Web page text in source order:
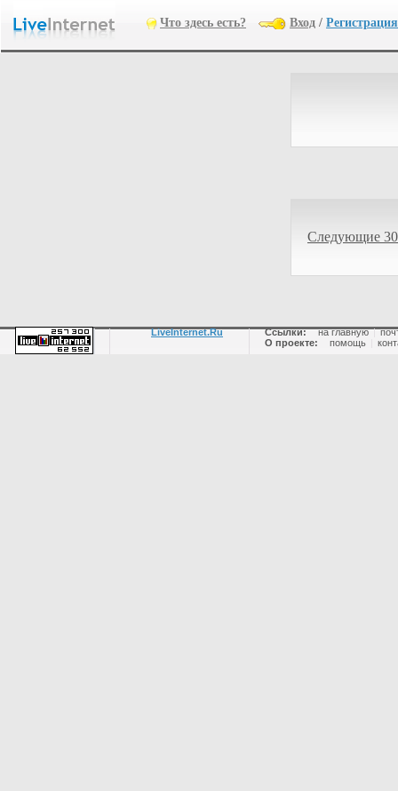
Что здесь есть? Вход / Регистрация
Следующие
LiveInternet.Ru Ссылки: на главную |
О проекте:
помощь